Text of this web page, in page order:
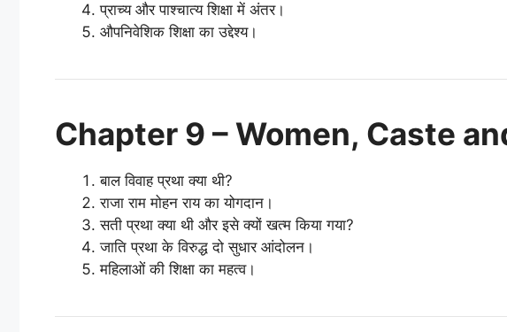
प्राच्य और पाश्चात्य शिक्षा में अंतर।
औपनिवेशिक शिक्षा का उद्देश्य।
Chapter 9 – Women, Caste
बाल विवाह प्रथा क्या थी?
राजा राम मोहन राय का योगदान।
सती प्रथा क्या थी और इसे क्यों खत्म किया गया?
जाति प्रथा के विरुद्ध दो सुधार आंदोलन।
महिलाओं की शिक्षा का महत्व।